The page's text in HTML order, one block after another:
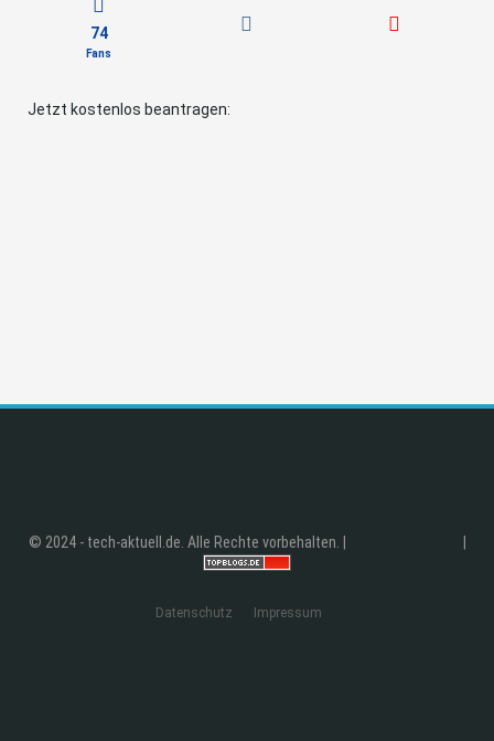
74
Fans
Jetzt kostenlos beantragen:
© 2024 - tech-aktuell.de. Alle Rechte vorbehalten. |
Datenschutz Impressum